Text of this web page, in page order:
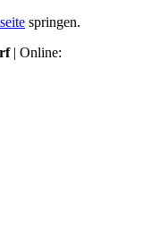
springen.
| Online: